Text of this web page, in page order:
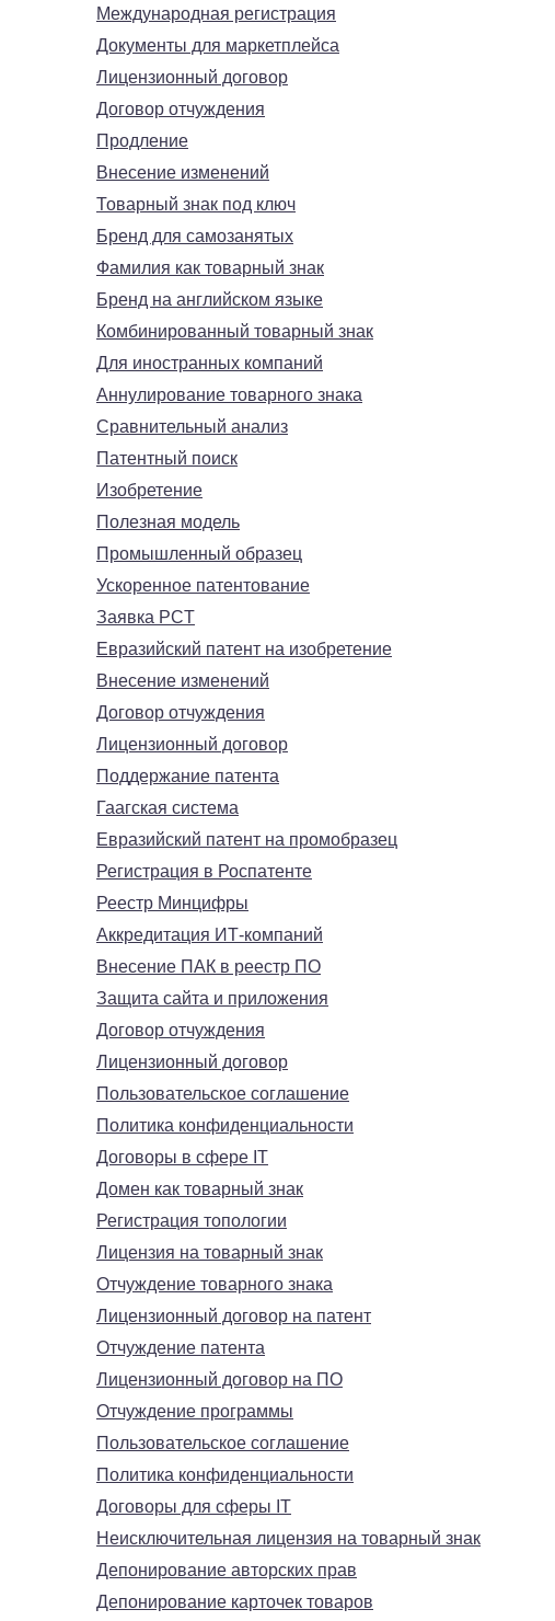
Международная регистрация
Документы для маркетплейса
Лицензионный договор
Договор отчуждения
Продление
Внесение изменений
Товарный знак под ключ
Бренд для самозанятых
Фамилия как товарный знак
Бренд на английском языке
Комбинированный товарный знак
Для иностранных компаний
Аннулирование товарного знака
Сравнительный анализ
Патентный поиск
Изобретение
Полезная модель
Промышленный образец
Ускоренное патентование
Заявка PCT
Евразийский патент на изобретение
Внесение изменений
Договор отчуждения
Лицензионный договор
Поддержание патента
Гаагская система
Евразийский патент на промобразец
Регистрация в Роспатенте
Реестр Минцифры
Аккредитация ИТ-компаний
Внесение ПАК в реестр ПО
Защита сайта и приложения
Договор отчуждения
Лицензионный договор
Пользовательское соглашение
Политика конфиденциальности
Договоры в сфере IT
Домен как товарный знак
Регистрация топологии
Лицензия на товарный знак
Отчуждение товарного знака
Лицензионный договор на патент
Отчуждение патента
Лицензионный договор на ПО
Отчуждение программы
Пользовательское соглашение
Политика конфиденциальности
Договоры для сферы IT
Неисключительная лицензия на товарный знак
Депонирование авторских прав
Депонирование карточек товаров